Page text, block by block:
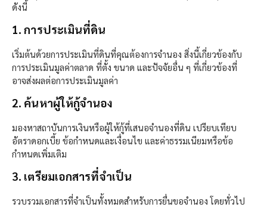
ดังนี้
1. การประเมินที่ดิน
เริ่มต้นด้วยการประเมินที่ดินที่คุณต้องการจำนอง สิ่งนี้เกี่ยวข้องกับ
การประเมินมูลค่าตลาด ที่ตั้ง ขนาด และปัจจัยอื่น ๆ ที่เกี่ยวข้องที่
อาจส่งผลต่อการประเมินมูลค่า
2. ค้นหาผู้ให้กู้จำนอง
มองหาสถาบันการเงินหรือผู้ให้กู้ที่เสนอจำนองที่ดิน เปรียบเทียบ
อัตราดอกเบี้ย ข้อกำหนดและเงื่อนไข และค่าธรรมเนียมหรือข้อ
กำหนดเพิ่มเติม
3. เตรียมเอกสารที่จำเป็น
รวบรวมเอกสารที่จำเป็นทั้งหมดสำหรับการยื่นขอจำนอง โดยทั่วไป